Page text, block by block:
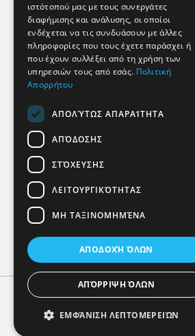
Όροι Χρήσης
Πολιτική προστασίας
Findhere
Social Media
HERE. All
ιστότοπού μας με τους συνεργάτες
διαφήμισης και ανάλυσης, οι οποίοι
ενδέχεται να τις συνδυάσουν με άλλες
πληροφορίες που τους έχετε παράσχει ή
που έχουν συλλέξει από τη χρήση των
υπηρεσιών τους από εσάς. Πολιτική
Απορρήτου
ΑΠΟΛΎΤΩΣ ΑΠΑΡΑΊΤΗΤΑ
ΑΠΌΔΟΣΗΣ
ΣΤΌΧΕΥΣΗΣ
ΛΕΙΤΟΥΡΓΙΚΌΤΗΤΑΣ
ΜΗ ΤΑΞΙΝΟΜΗΜΈΝΑ
ΑΠΟΔΟΧΉ ΌΛΩΝ
ΑΠΌΡΡΙΨΗ ΌΛΩΝ
ΕΜΦΆΝΙΣΗ ΛΕΠΤΟΜΕΡΕΙΏΝ